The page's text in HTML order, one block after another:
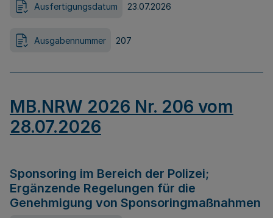
Ausfertigungsdatum 23.07.2026
Ausgabennummer 207
MB.NRW 2026 Nr. 206 vom
28.07.2026
Sponsoring im Bereich der Polizei;
Ergänzende Regelungen für die
Genehmigung von Sponsoringmaßnahmen